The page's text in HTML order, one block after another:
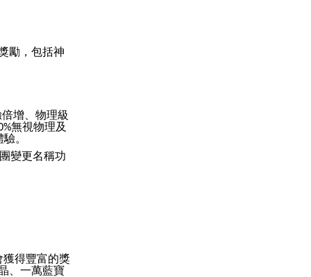
勵，包括神
增、物理級
無視物理及
。
變更名稱功
獲得豐富的獎
、一萬藍寶